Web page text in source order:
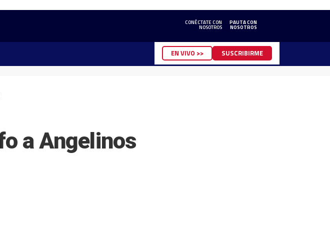
CONÉCTATE CON
NOSOTROS
PAUTA CON
NOSOTROS
EN VIVO >> SUSCRIBIRME
a Angelinos